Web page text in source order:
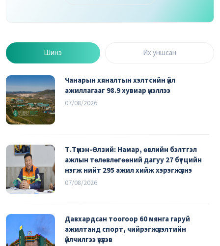
Шинэ Их уншсан
Чанарын хяналтын хэлтсийн үйл
ажиллагааг 98.9 хувиар үнэллээ
07/08/2026
Т.Түмэн-Өлзий: Намар, өвлийн бэлтгэл
ажлын төлөвлөгөөний дагуу 27 бүтцийн
нэгж нийт 295 ажил хийж хэрэгжүүлнэ
07/08/2026
Давхардсан тоогоор 60 мянга гаруй
ажилтанд спорт, чийрэгжүүлэлтийн
үйлчилгээ үзүүлэв